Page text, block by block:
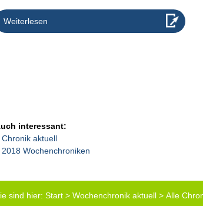
Weiterlesen
interessant:
Chronik aktuell
2018 Wochenchroniken
sind hier: Start >Wochenchronik aktuell >Alle